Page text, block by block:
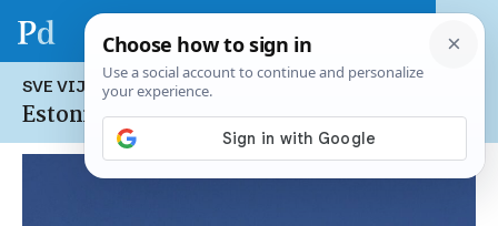
SVE VIJESTI NA TEMU:
Estonija